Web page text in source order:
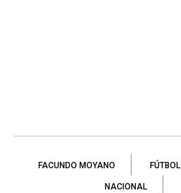
FACUNDO MOYANO FÚTBOL
NACIONAL